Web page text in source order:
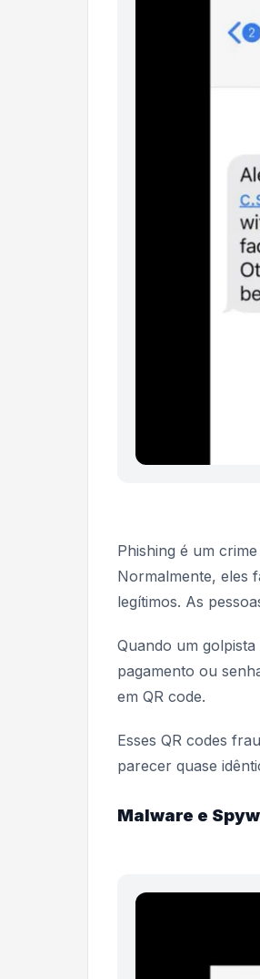
Phishing é um
Normalmente, eles
legítimos. As
Quando um
pagamento ou
em QR code.
Esses QR codes
parecer quase
Malware e